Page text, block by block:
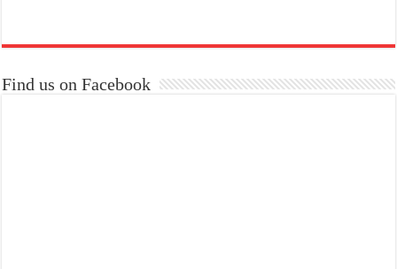
Find us on Facebook